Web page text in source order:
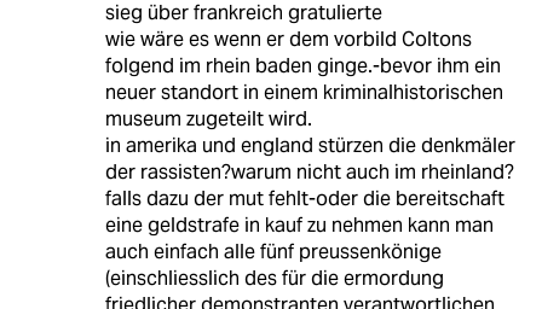
sieg über frankreich gratulierte
wie wäre es wenn er dem vorbild Coltons
folgend im rhein baden ginge.-bevor ihm ein
neuer standort in einem kriminalhistorischen
museum zugeteilt wird.
in amerika und england stürzen die denkmäler
der rassisten?warum nicht auch im rheinland?
falls dazu der mut fehlt-oder die bereitschaft
eine geldstrafe in kauf zu nehmen kann man
auch einfach alle fünf preussenkönige
(einschliesslich des für die ermordung